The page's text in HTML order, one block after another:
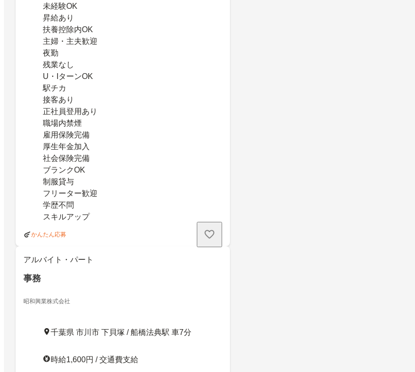
未経験OK
昇給あり
扶養控除内OK
主婦・主夫歓迎
夜勤
残業なし
U・IターンOK
駅チカ
接客あり
正社員登用あり
職場内禁煙
雇用保険完備
厚生年金加入
社会保険完備
ブランクOK
制服貸与
フリーター歓迎
学歴不問
スキルアップ
かんたん応募
アルバイト・パート
事務
昭和興業株式会社
千葉県 市川市 下貝塚 / 船橋法典駅 車7分
時給1,600円 / 交通費支給